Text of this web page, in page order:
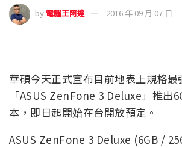
by 電腦王阿達 2016 年 09 月 07 日
華碩今天正式宣布目前地表上規格最
「ASUS ZenFone 3 Deluxe」推出
本，即日起開始在台開放預定。
ASUS ZenFone 3 Deluxe (6GB /